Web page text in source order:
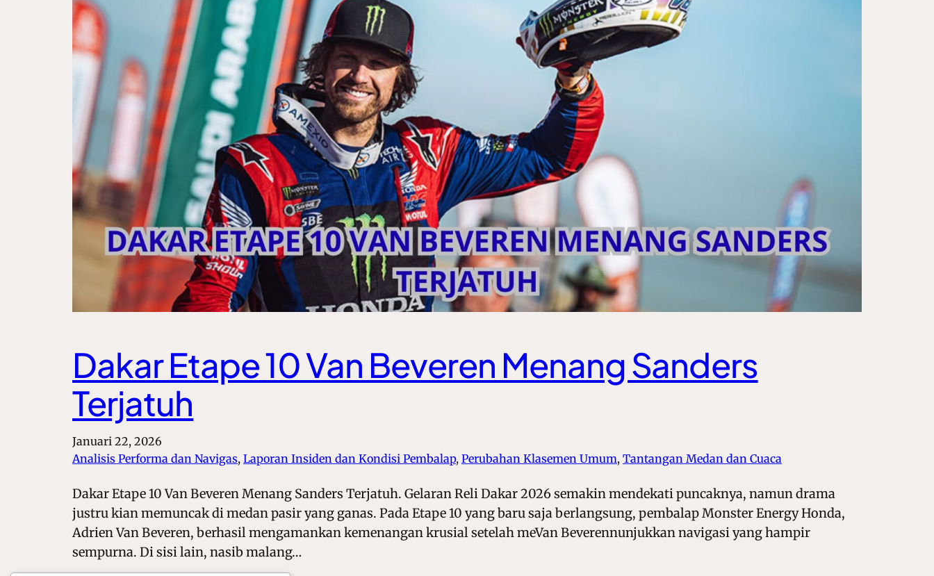
Dakar Etape 10 Van Beveren Menang Sanders
Terjatuh
Januari 22, 2026
Analisis Performa dan Navigas, Laporan Insiden dan Kondisi Pembalap, Perubahan Klasemen Umum, Tantangan Medan dan Cuaca
Dakar Etape 10 Van Beveren Menang Sanders Terjatuh. Gelaran Reli Dakar 2026 semakin mendekati puncaknya, namun drama
justru kian memuncak di medan pasir yang ganas. Pada Etape 10 yang baru saja berlangsung, pembalap Monster Energy Honda,
Adrien Van Beveren, berhasil mengamankan kemenangan krusial setelah meVan Beverennunjukkan navigasi yang hampir
sempurna. Di sisi lain, nasib malang…